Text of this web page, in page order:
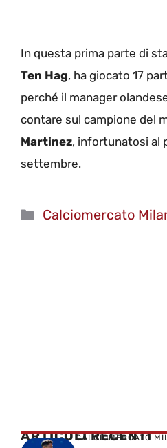
In questa prima parte di
Ten Hag, ha giocato 17
perché il manager
contare sul campione del
Martinez, infortunatosi al
settembre.
Categorie
Calciomercato
ARTICOLI RECENTI
CALCIOMERCATO